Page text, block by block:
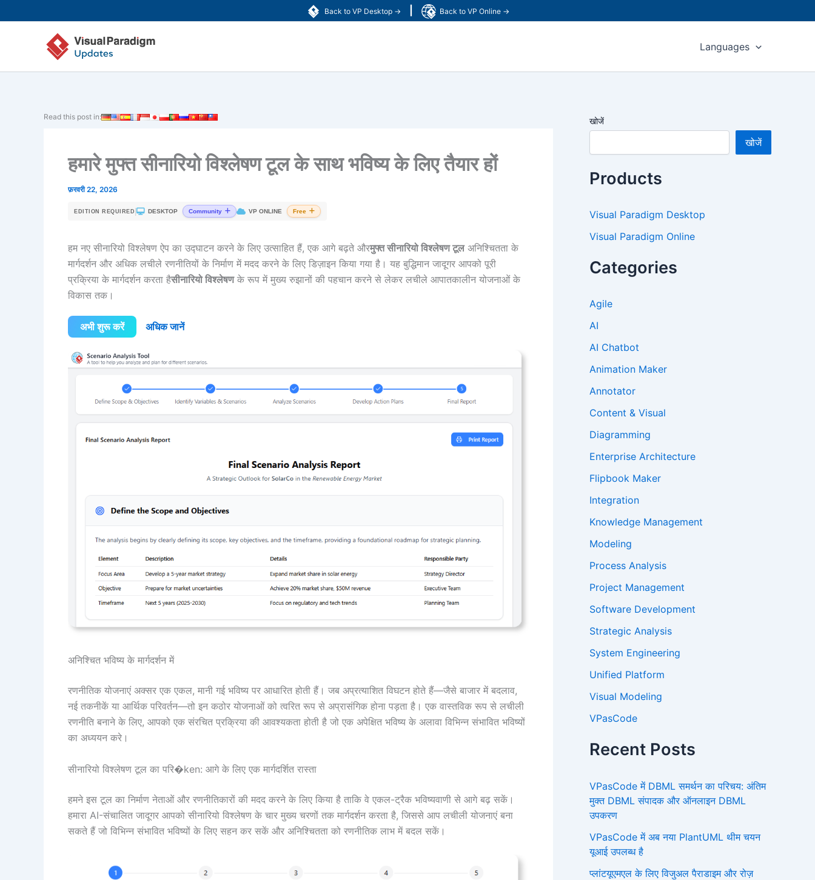
Back to VP Desktop → Back to VP Online →
to
Languages
Read this post in:
हमारे मुफ्त सीनारियो विश्लेषण टूल के साथ भविष्य के लिए तैयार हों
फ़रवरी 22, 2026
EDITION REQUIRED DESKTOP Community VP ONLINE Free
हम नए सीनारियो विश्लेषण ऐप का उद्घाटन करने के लिए उत्साहित हैं, एक आगे बढ़ते औरमुफ्त सीनारियो विश्लेषण टूलअनिश्चितता के
मार्गदर्शन और अधिक लचीले रणनीतियों के निर्माण में मदद करने के लिए डिज़ाइन किया गया है। यह बुद्धिमान जादूगर आपको पूरी
प्रक्रिया के मार्गदर्शन करता हैसीनारियो विश्लेषणके रूप में मुख्य रुझानों की पहचान करने से लेकर लचीले आपातकालीन योजनाओं के
विकास तक।
अभी शुरू करें अधिक जानें
अनिश्चित भविष्य के मार्गदर्शन में
रणनीतिक योजनाएं अक्सर एक एकल, मानी गई भविष्य पर आधारित होती हैं। जब अप्रत्याशित विघटन होते हैं—जैसे बाजार में बदलाव,
नई तकनीकें या आर्थिक परिवर्तन—तो इन कठोर योजनाओं को त्वरित रूप से अप्रासंगिक होना पड़ता है। एक वास्तविक रूप से लचीली
रणनीति बनाने के लिए, आपको एक संरचित प्रक्रिया की आवश्यकता होती है जो एक अपेक्षित भविष्य के अलावा विभिन्न संभावित भविष्यों
का अध्ययन करे।
सीनारियो विश्लेषण टूल का परि�ken: आगे के लिए एक मार्गदर्शित रास्ता
हमने इस टूल का निर्माण नेताओं और रणनीतिकारों की मदद करने के लिए किया है ताकि वे एकल-ट्रैक भविष्यवाणी से आगे बढ़ सकें।
हमारा AI-संचालित जादूगर आपको सीनारियो विश्लेषण के चार मुख्य चरणों तक मार्गदर्शन करता है, जिससे आप लचीली योजनाएं बना
सकते हैं जो विभिन्न संभावित भविष्यों के लिए सहन कर सकें और अनिश्चितता को रणनीतिक लाभ में बदल सकें।
खोजें
खोजें
Products
Visual Paradigm Desktop
Visual Paradigm Online
Categories
Agile
AI
AI Chatbot
Animation Maker
Annotator
Content & Visual
Diagramming
Enterprise Architecture
Flipbook Maker
Integration
Knowledge Management
Modeling
Process Analysis
Project Management
Software Development
Strategic Analysis
System Engineering
Unified Platform
Visual Modeling
VPasCode
Recent Posts
VPasCode में DBML समर्थन का परिचय: अंतिम
मुक्त DBML संपादक और ऑनलाइन DBML
उपकरण
VPasCode में अब नया PlantUML थीम चयन
यूआई उपलब्ध है
प्लांटयूएमएल के लिए विजुअल पैराडाइम और रोज़